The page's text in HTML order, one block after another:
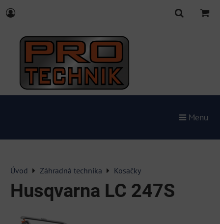
Menu
Úvod Záhradná technika Kosačky
Husqvarna LC 247S